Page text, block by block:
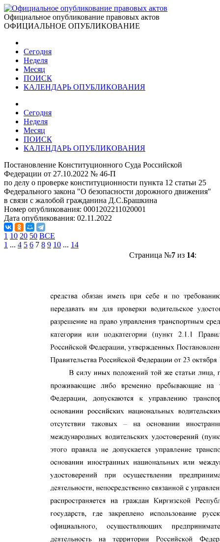
Официальное опубликование правовых актов
ОФИЦИАЛЬНОЕ ОПУБЛИКОВАНИЕ
Сегодня
Неделя
Месяц
ПОИСК
КАЛЕНДАРЬ ОПУБЛИКОВАНИЯ
Сегодня
Неделя
Месяц
ПОИСК
КАЛЕНДАРЬ ОПУБЛИКОВАНИЯ
Постановление Конституционного Суда Российской
Федерации от 27.10.2022 № 46-П
по делу о проверке конституционности пункта 12 статьи 25
Федерального закона "О безопасности дорожного движения"
в связи с жалобой гражданина Д.С.Брашкина
Номер опубликования: 0001202211020001
Дата опубликования: 02.11.2022
1 10 20 50 ВСЕ
1 ... 4 5 6 7 8 9 10 ... 14
Страница №7из 14: